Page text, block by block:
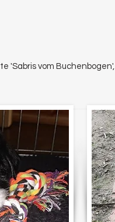
'Sabris vom Buchenbogen',